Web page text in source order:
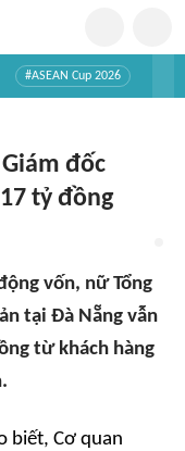
#ASEAN Cup 2026
đốc
tỷ đồng
vốn, nữ Tổng
tại Đà Nẵng vẫn
từ khách hàng
biết, Cơ quan